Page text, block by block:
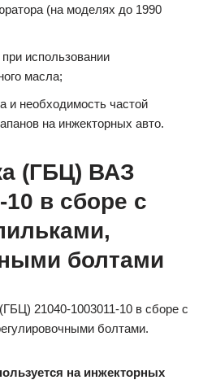
(на моделях до 1990
использовании
масла;
и необходимость частой
на инжекторных авто.
(ГБЦ) ВАЗ
10 в сборе с
болтами
21040-1003011-10 в сборе с
болтами.
на инжекторных